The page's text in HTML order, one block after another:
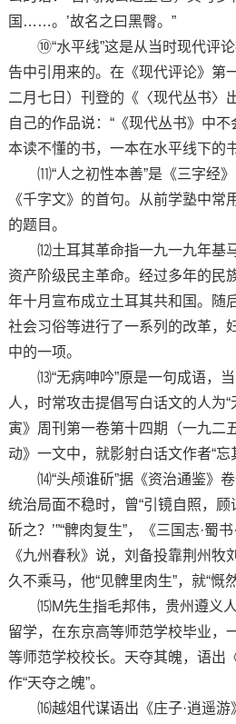
国……。’故名之曰黑臀。”
⑩“水平线”这是从当时现代评论
告中引用来的。在《现代评论》第
二月七日）刊登的《〈现代丛书〉
自己的作品说：“《现代丛书》中
本读不懂的书，一本在水平线下的
⑾“人之初性本善”是《三字经》
《千字文》的首句。从前学塾中常
的题目。
⑿土耳其革命指一九一九年基马
资产阶级民主革命。经过多年的民
年十月宣布成立土耳其共和国。随
社会习俗等进行了一系列的改革，
中的一项。
⒀“无病呻吟”原是一句成语，当
人，时常攻击提倡写白话文的人为“
寅》周刊第一卷第十四期（一九二
动》一文中，就影射白话文作者“忘
⒁“头颅谁斫”据《资治通鉴》卷
统治局面不稳时，曾“引镜自照，顾
斫之？’”“髀肉复生”，《三国志·蜀
《九州春秋》说，刘备投靠荆州牧
久不乘马，他“见髀里肉生”，就“慨然
⒂M先生指毛邦伟，贵州遵义人
留学，在东京高等师范学校毕业，
等师范学校校长。天夺其魄，语出
作“天夺之魄”。
⒃越俎代谋语出《庄子·逍遥游